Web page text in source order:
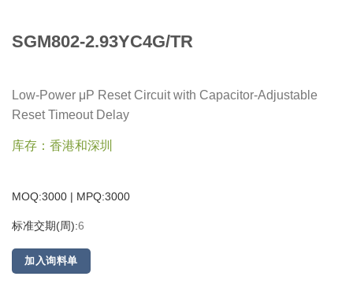
SGM802-2.93YC4G/TR
Low-Power μP Reset Circuit with Capacitor-Adjustable
Reset Timeout Delay
库存：香港和深圳
MOQ:3000 | MPQ:3000
标准交期(周):6
加入询料单